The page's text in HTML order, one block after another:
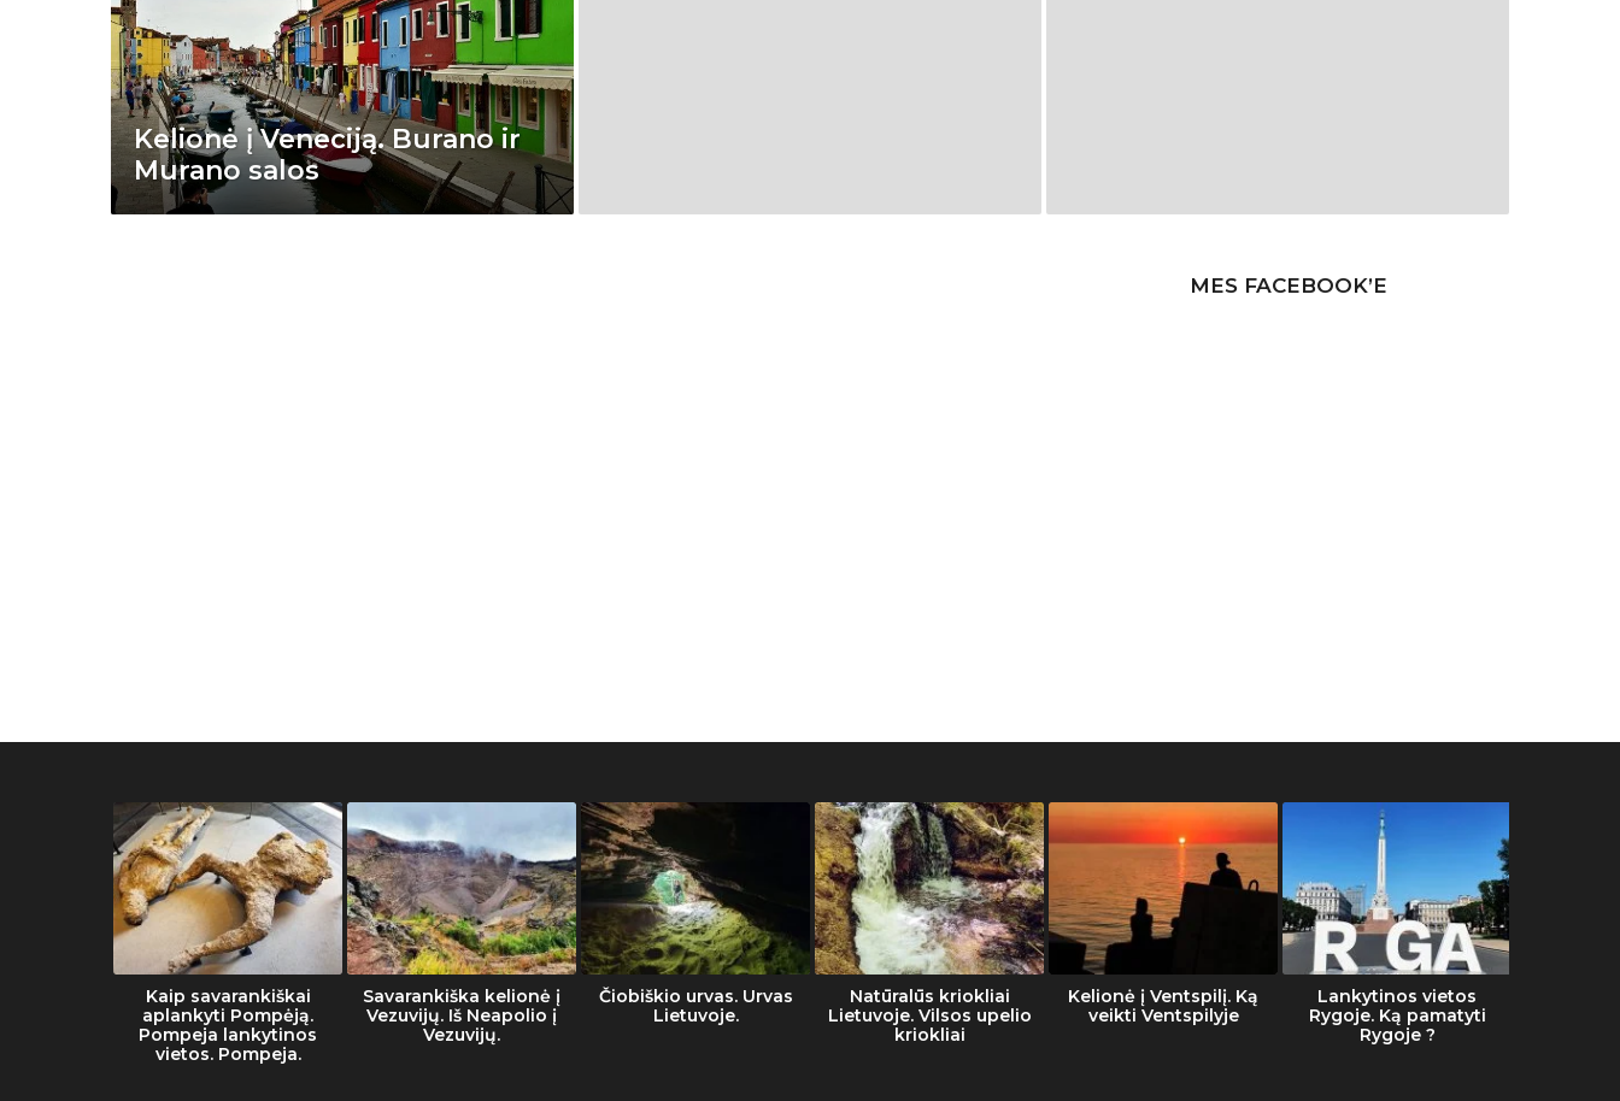
Kelionė į Veneciją. Burano ir
Murano salos
MES FACEBOOK’E
Kaip savarankiškai
aplankyti Pompėją.
Pompeja lankytinos
vietos. Pompeja.
Savarankiška kelionė į
Vezuvijų. Iš Neapolio į
Vezuvijų.
Čiobiškio urvas. Urvas
Lietuvoje.
Natūralūs kriokliai
Lietuvoje. Vilsos upelio
kriokliai
Kelionė į Ventspilį. Ką
veikti Ventspilyje
Lankytinos vietos
Rygoje. Ką pamatyti
Rygoje ?